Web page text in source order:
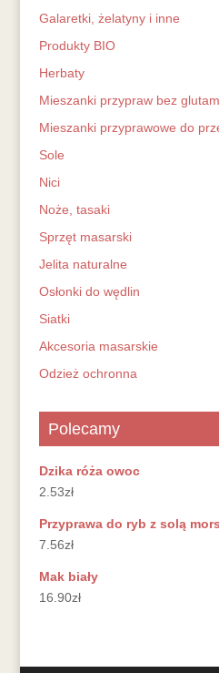
Galaretki, żelatyny i inne
Produkty BIO
Herbaty
Mieszanki przypraw bez
Mieszanki przyprawowe do
Sole
Nici
Noże, tasaki
Sprzęt masarski
Jelita naturalne
Osłonki do wędlin
Siatki
Akcesoria masarskie
Odzież ochronna
Polecamy
Dzika róża owoc
2.53zł
Przyprawa do ryb z solą
7.56zł
Mak biały
16.90zł